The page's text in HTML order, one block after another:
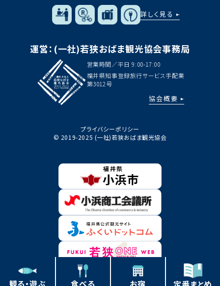
観る・遊ぶ 食べる お宿
詳しく見る
運営：(一社)若狭おばま観光協会事務局
営業時間／平日 9:00-17:00
福井県知事登録旅行サービス手配業
第3012号
協会概要
プライバシーポリシー
© 2019-2025 (一社)若狭おばま観光協会